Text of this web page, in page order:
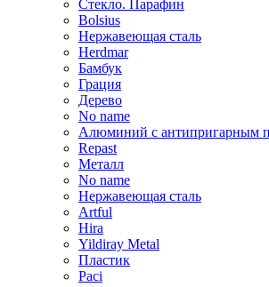
Стекло. Парафин
Bolsius
Нержавеющая сталь
Herdmar
Бамбук
Грация
Дерево
No name
Алюминий с антипригарным
Repast
Металл
No name
Нержавеющая сталь
Artful
Hira
Yildiray Metal
Пластик
Paci